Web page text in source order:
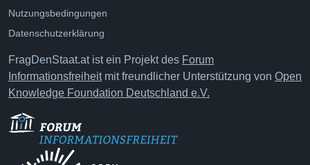
Nutzungsbedingungen
Datenschutzerklärung
FragDenStaat.at ist ein Projekt des Forum
Informationsfreiheitmit freundlicher Unterstützung von Open
Knowledge Foundation Deutschland e.V.